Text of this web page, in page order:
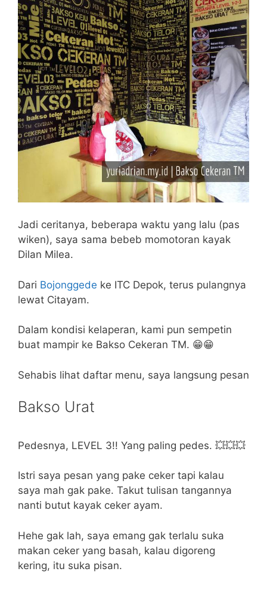
Jadi ceritanya, beberapa waktu yang lalu (pas
wiken), saya sama bebeb momotoran kayak
Dilan Milea.
Dari Bojonggede ke ITC Depok, terus pulangnya
lewat Citayam.
Dalam kondisi kelaperan, kami pun sempetin
buat mampir ke Bakso Cekeran TM. 😁😁
Sehabis lihat daftar menu, saya langsung pesan
Bakso Urat
Pedesnya, LEVEL 3!! Yang paling pedes. 💥💥💥
Istri saya pesan yang pake ceker tapi kalau
saya mah gak pake. Takut tulisan tangannya
nanti butut kayak ceker ayam.
Hehe gak lah, saya emang gak terlalu suka
makan ceker yang basah, kalau digoreng
kering, itu suka pisan.